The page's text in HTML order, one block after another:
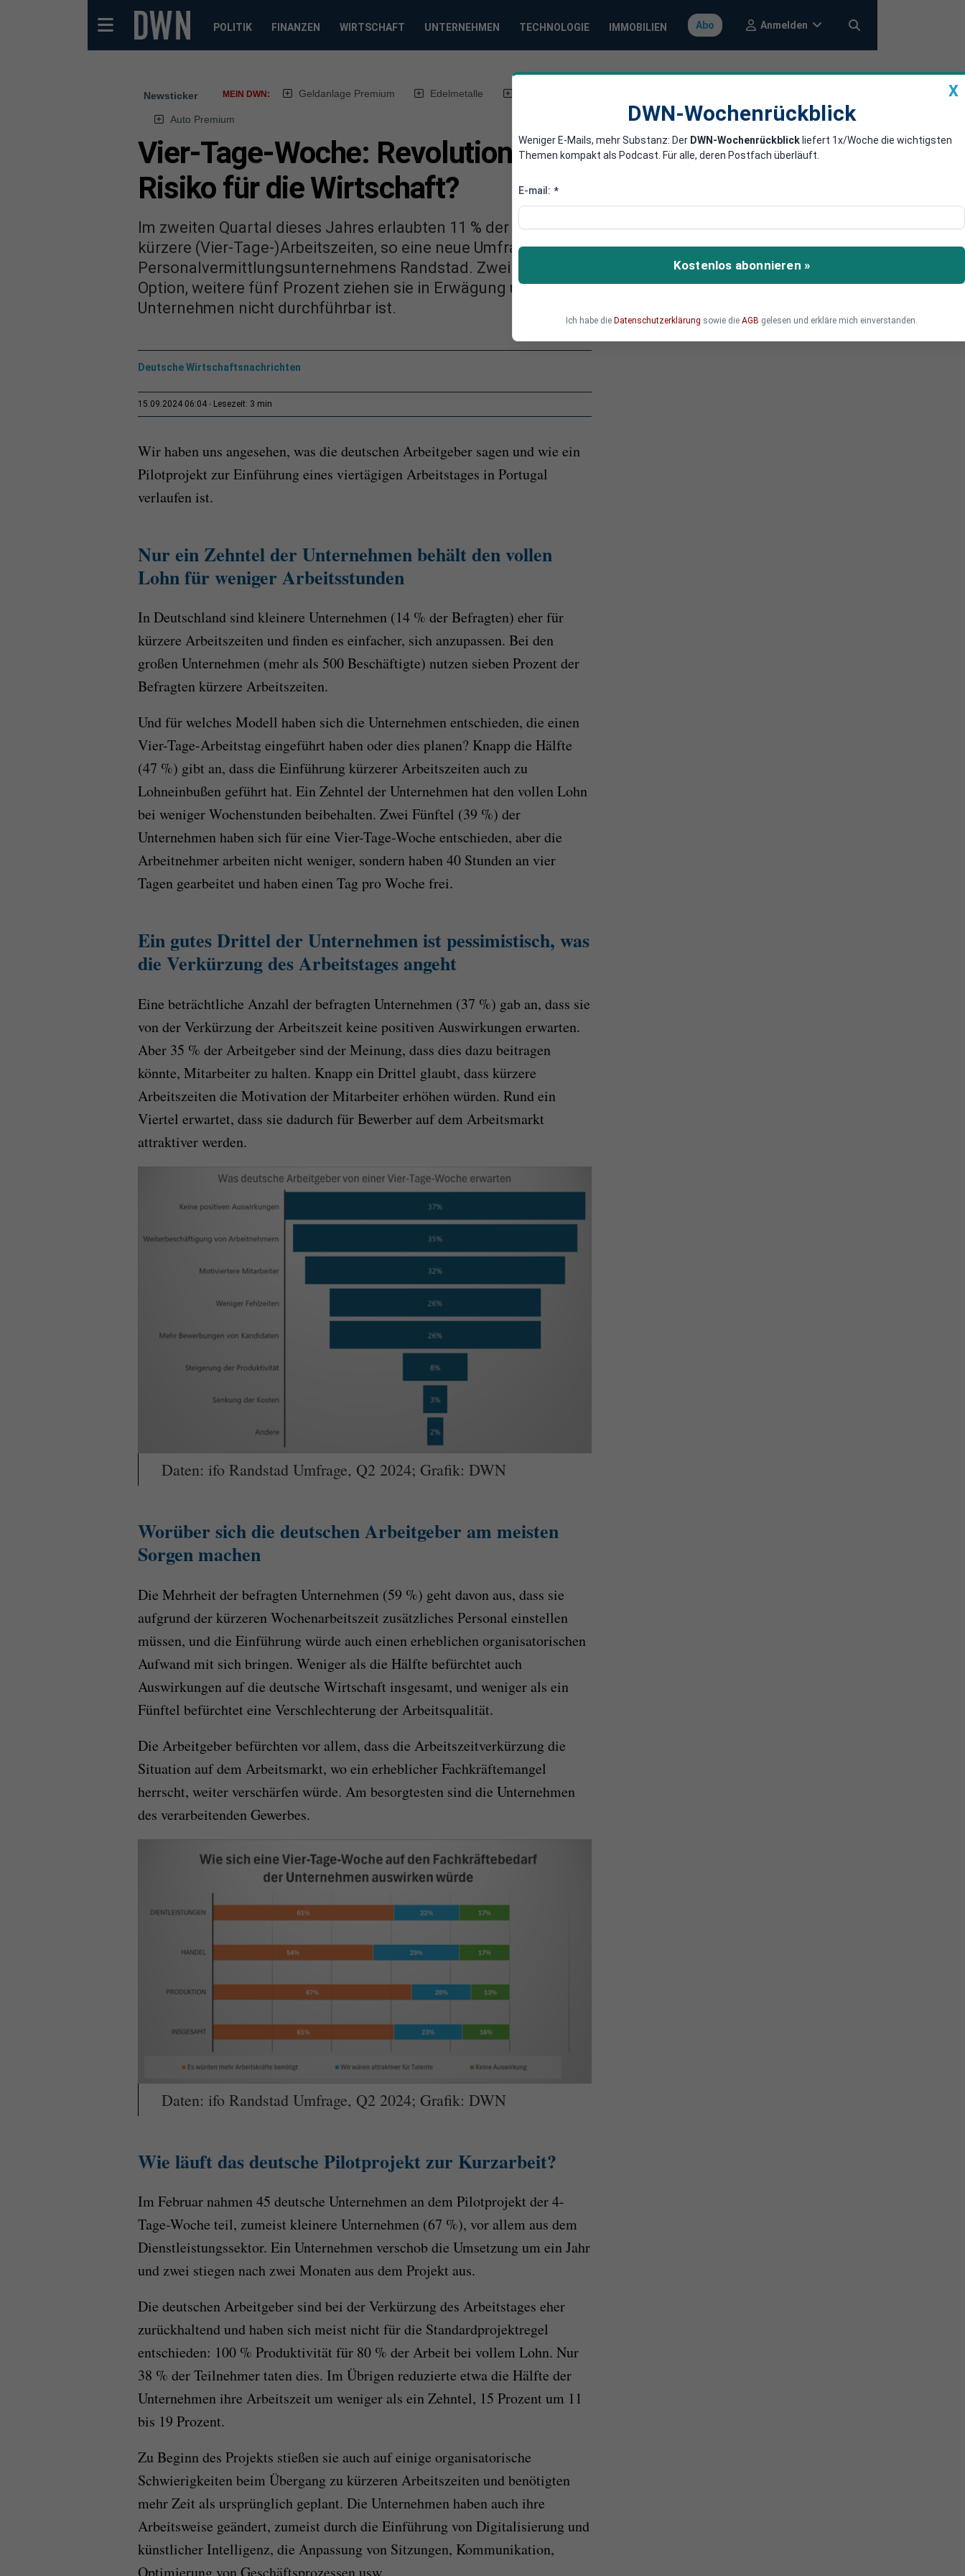
POLITIK FINANZEN WIRTSCHAFT UNTERNEHMEN TECHNOLOGIE IMMOBILIEN Abo Anmelden
Newsticker MEIN DWN: Geldanlage Premium Edelmetalle
Auto Premium
Vier-Tage-Woche: Revolution der Arbeitszeit oder
Risiko für die Wirtschaft?
Im zweiten Quartal dieses Jahres erlaubten 11 % der deutschen Arbeitgeber ihren Mitarbeitern
kürzere (Vier-Tage-)Arbeitszeiten, so eine neue Umfrage des deutschen ifo Instituts und des
Personalvermittlungsunternehmens Randstad. Zwei Prozent planen die Einführung dieser
Option, weitere fünf Prozent ziehen sie in Erwägung und ein Drittel gibt an, dass sie in ihrem
Unternehmen nicht durchführbar ist.
Deutsche Wirtschaftsnachrichten
15.09.2024 06:04 Lesezeit: 3 min
Wir haben uns angesehen, was die deutschen Arbeitgeber sagen und wie ein
Pilotprojekt zur Einführung eines viertägigen Arbeitstages in Portugal
verlaufen ist.
Nur ein Zehntel der Unternehmen behält den vollen
Lohn für weniger Arbeitsstunden
In Deutschland sind kleinere Unternehmen (14 % der Befragten) eher für
kürzere Arbeitszeiten und finden es einfacher, sich anzupassen. Bei den
großen Unternehmen (mehr als 500 Beschäftigte) nutzen sieben Prozent der
Befragten kürzere Arbeitszeiten.
Und für welches Modell haben sich die Unternehmen entschieden, die einen
Vier-Tage-Arbeitstag eingeführt haben oder dies planen? Knapp die Hälfte
(47 %) gibt an, dass die Einführung kürzerer Arbeitszeiten auch zu
Lohneinbußen geführt hat. Ein Zehntel der Unternehmen hat den vollen Lohn
bei weniger Wochenstunden beibehalten. Zwei Fünftel (39 %) der
Unternehmen haben sich für eine Vier-Tage-Woche entschieden, aber die
Arbeitnehmer arbeiten nicht weniger, sondern haben 40 Stunden an vier
Tagen gearbeitet und haben einen Tag pro Woche frei.
Ein gutes Drittel der Unternehmen ist pessimistisch, was
die Verkürzung des Arbeitstages angeht
Eine beträchtliche Anzahl der befragten Unternehmen (37 %) gab an, dass sie
von der Verkürzung der Arbeitszeit keine positiven Auswirkungen erwarten.
Aber 35 % der Arbeitgeber sind der Meinung, dass dies dazu beitragen
könnte, Mitarbeiter zu halten. Knapp ein Drittel glaubt, dass kürzere
Arbeitszeiten die Motivation der Mitarbeiter erhöhen würden. Rund ein
Viertel erwartet, dass sie dadurch für Bewerber auf dem Arbeitsmarkt
attraktiver werden.
Daten: ifo Randstad Umfrage, Q2 2024; Grafik: DWN
Worüber sich die deutschen Arbeitgeber am meisten
Sorgen machen
Die Mehrheit der befragten Unternehmen (59 %) geht davon aus, dass sie
aufgrund der kürzeren Wochenarbeitszeit zusätzliches Personal einstellen
müssen, und die Einführung würde auch einen erheblichen organisatorischen
Aufwand mit sich bringen. Weniger als die Hälfte befürchtet auch
Auswirkungen auf die deutsche Wirtschaft insgesamt, und weniger als ein
Fünftel befürchtet eine Verschlechterung der Arbeitsqualität.
Die Arbeitgeber befürchten vor allem, dass die Arbeitszeitverkürzung die
Situation auf dem Arbeitsmarkt, wo ein erheblicher Fachkräftemangel
herrscht, weiter verschärfen würde. Am besorgtesten sind die Unternehmen
des verarbeitenden Gewerbes.
Daten: ifo Randstad Umfrage, Q2 2024; Grafik: DWN
Wie läuft das deutsche Pilotprojekt zur Kurzarbeit?
Im Februar nahmen 45 deutsche Unternehmen an dem Pilotprojekt der 4-
Tage-Woche teil, zumeist kleinere Unternehmen (67 %), vor allem aus dem
Dienstleistungssektor. Ein Unternehmen verschob die Umsetzung um ein Jahr
und zwei stiegen nach zwei Monaten aus dem Projekt aus.
Die deutschen Arbeitgeber sind bei der Verkürzung des Arbeitstages eher
zurückhaltend und haben sich meist nicht für die Standardprojektregel
entschieden: 100 % Produktivität für 80 % der Arbeit bei vollem Lohn. Nur
38 % der Teilnehmer taten dies. Im Übrigen reduzierte etwa die Hälfte der
Unternehmen ihre Arbeitszeit um weniger als ein Zehntel, 15 Prozent um 11
bis 19 Prozent.
Zu Beginn des Projekts stießen sie auch auf einige organisatorische
Schwierigkeiten beim Übergang zu kürzeren Arbeitszeiten und benötigten
mehr Zeit als ursprünglich geplant. Die Unternehmen haben auch ihre
Arbeitsweise geändert, zumeist durch die Einführung von Digitalisierung und
künstlicher Intelligenz, die Anpassung von Sitzungen, Kommunikation,
X
DWN-Wochenrückblick
Weniger E-Mails, mehr Substanz: Der DWN-Wochenrückblick liefert 1x/Woche die wichtigsten
Themen kompakt als Podcast. Für alle, deren Postfach überläuft.
E-mail: *
Kostenlos abonnieren »
Ich habe die Datenschutzerklärung sowie die AGB gelesen und erkläre mich einverstanden.